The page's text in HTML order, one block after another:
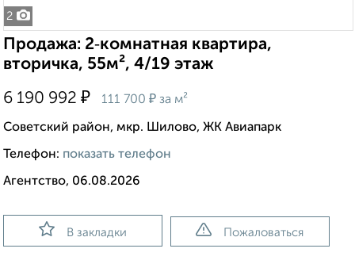
2
Продажа: 2‑комнатная квартира,
вторичка, 55м², 4/19 этаж
6 190 992 ₽ 111 700 ₽ за м²
Советский район, мкр. Шилово, ЖК Авиапарк
Телефон: показать телефон
Агентство, 06.08.2026
В закладки Пожаловаться